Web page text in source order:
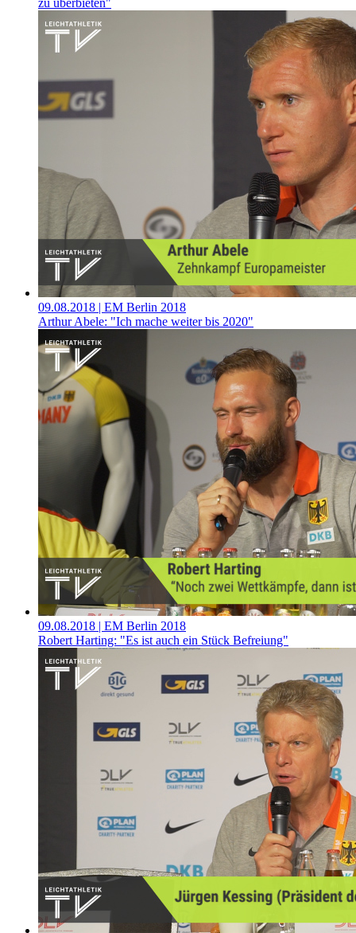
09.08.2018 | EM Berlin 2018
Arthur Abele: "Ich mache weiter bis 2020"
09.08.2018 | EM Berlin 2018
Robert Harting: "Es ist auch ein Stück Befreiung"